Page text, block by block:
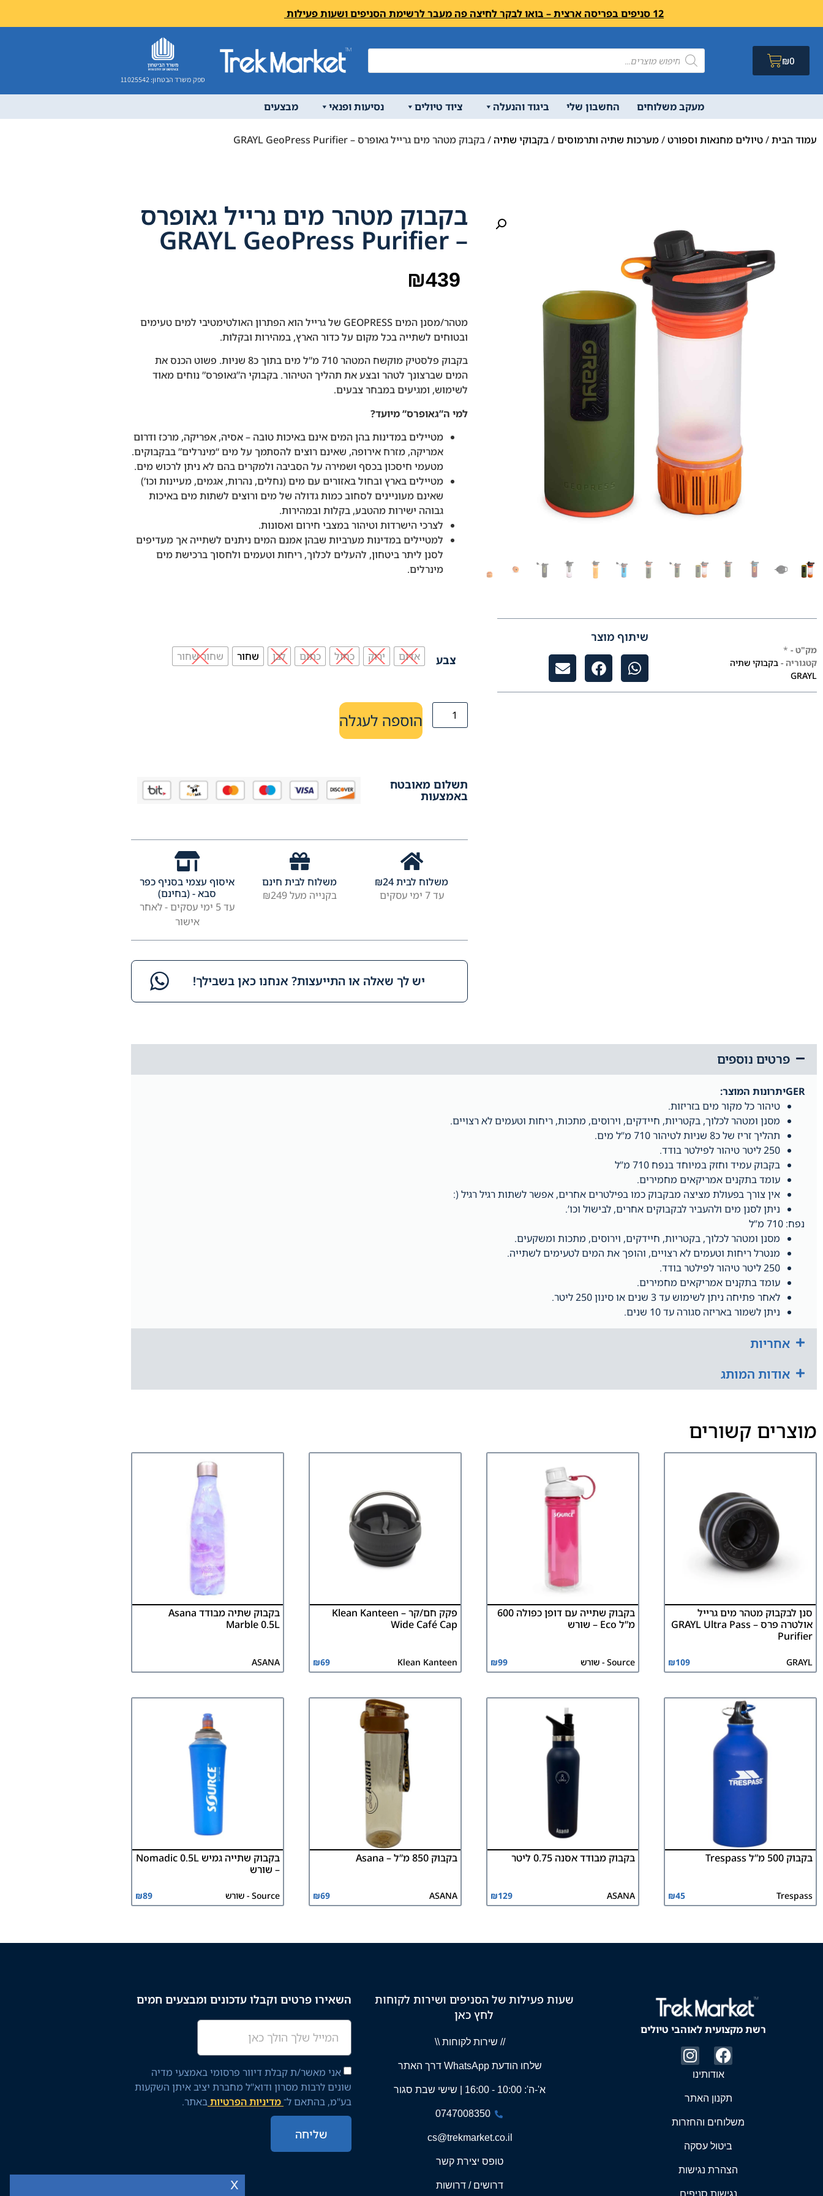
12 סניפים בפריסה ארצית – בואו לבקר לחיצה פה מעבר לרשימת הסניפים ושעות פעילות
₪0
ספק משרד הבטחון: 11025542
מעקב משלוחים החשבון שלי ביגוד והנעלה ציוד טיולים נסיעות ופנאי מבצעים
עמוד הבית/טיולים מחנאות וספורט/מערכות שתיה ותרמוסים/בקבוקי שתיה / בקבוק מטהר מים גרייל גאופרס – GRAYL GeoPress Purifier
מק"ט - *
קטגוריה - בקבוקי שתיה
GRAYL
שיתוף מוצר
בקבוק מטהר מים גרייל גאופרס
– GRAYL GeoPress Purifier
₪439
מטהר/מסנן המים GEOPRESS של גרייל הוא הפתרון האולטימטיבי למים טעימים
ובטוחים לשתייה בכל מקום על כדור הארץ, במהירות ובקלות.
בקבוק פלסטיק מוקשח המטהר 710 מ”ל מים בתוך כ8 שניות. פשוט הכנס את
המים שברצונך לטהר ובצע את תהליך הטיהור. בקבוקי ה”גאופרס” נוחים מאוד
לשימוש, ומגיעים במבחר צבעים.
למי ה”גאופרס” מיועד?
מטיילים במדינות בהן המים אינם באיכות טובה – אסיה, אפריקה, מרכז ודרום
אמריקה, מזרח אירופה, שאינם רוצים להסתמך על מים “מינרלים” בבקבוקים.
מטעמי חיסכון בכסף ושמירה על הסביבה ולמקרים בהם לא ניתן לרכוש מים.
מטיילים בארץ ובחול באזורים עם מים (נחלים, נהרות, אגמים, מעיינות וכו’)
שאינם מעוניינים לסחוב כמות גדולה של מים ורוצים לשתות מים באיכות
גבוהה ישירות מהטבע, בקלות ובמהירות.
לצרכי הישרדות וטיהור במצבי חירום ואסונות.
למטיילים במדינות מערביות שבהן אמנם המים ניתנים לשתייה אך מעדיפים
לסנן ליתר ביטחון, להעלים לכלוך, ריחות וטעמים ולחסוך ברכישת מים
מינרלים.
צבע אדום ירוק כחול כתום לבן שחור שחור שחור
הוספה לעגלה
תשלום מאובטח
באמצעות
משלוח לבית ₪24
עד 7 ימי עסקים
משלוח לבית חינם
בקנייה מעל ₪249
איסוף עצמי בסניף כפר
סבא - (בחינם)
עד 5 ימי עסקים - לאחר
אישור
יש לך שאלה או התייעצות? אנחנו כאן בשבילך!​
פרטים נוספים
GERיתרונות המוצר:
טיהור כל מקור מים בזריזות.
מסנן ומטהר לכלוך, בקטריות, חיידקים, וירוסים, מתכות, ריחות וטעמים לא רצויים.
תהליך זריז של כ8 שניות לטיהור 710 מ”ל מים.
250 ליטר טיהור לפילטר בודד.
בקבוק עמיד וחזק במיוחד בנפח 710 מ”ל
עומד בתקנים אמריקאים מחמירים.
אין צורך בפעולת מציצה מבקבוק כמו בפילטרים אחרים, אפשר לשתות רגיל רגיל (:
ניתן לסנן מים ולהעביר לבקבוקים אחרים, לבישול וכו’.
נפח: 710 מ”ל
מסנן ומטהר לכלוך, בקטריות, חיידקים, וירוסים, מתכות ומשקעים.
מנטרל ריחות וטעמים לא רצויים, והופך את המים לטעימים לשתייה.
250 ליטר טיהור לפילטר בודד.
עומד בתקנים אמריקאים מחמירים.
לאחר פתיחה ניתן לשימוש עד 3 שנים או סינון 250 ליטר.
ניתן לשמור באריזה סגורה עד 10 שנים.
אחריות
אודות המותג
מוצרים קשורים
סנן לבקבוק מטהר מים גרייל
אולטרה פרס – GRAYL Ultra Pass
Purifier
GRAYL
₪109
בקבוק שתייה עם דופן כפולה 600
מ”ל Eco – שורש
Source - שורש ₪99
פקק חם/קר Klean Kanteen –
Wide Café Cap
Klean Kanteen
₪69
בקבוק שתיה מבודד Asana
Marble 0.5L
ASANA
בקבוק 500 מ”ל Trespass
Trespass
₪45
בקבוק מבודד אסנה 0.75 ליטר
ASANA
₪129
בקבוק 850 מ”ל – Asana
ASANA
₪69
בקבוק שתייה גמיש Nomadic 0.5L
– שורש
Source - שורש ₪89
x
רשת מקצועית לאוהבי טיולים
אודותינו
תקנון האתר
משלוחים והחזרות
ביטול עסקה
הצהרת נגישות
שעות פעילות של הסניפים ושירות לקוחות
לחץ כאן
// שירות לקוחות \\
שלחו הודעת WhatsApp דרך האתר
א'-ה': 10:00 - 16:00 | שישי שבת סגור
0747008350
cs@trekmarket.co.il
טופס יצירת קשר
דרושים / דרושות
השאירו פרטים וקבלו עדכונים ומבצעים חמים
אני מאשר/ת קבלת דיוור פרסומי באמצעי מדיה
שונים לרבות מסרון ודוא"ל מחברת יציב איתן השקעות
בע"מ, בהתאם ל־מדיניות הפרטיותבאתר.
שליחה